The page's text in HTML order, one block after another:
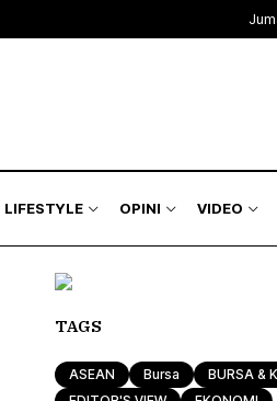
LIFESTYLE
Wisata & Kuliner
OPINI
Indepth
VIDEO
TAGS
ASEAN Bursa
BURSA &